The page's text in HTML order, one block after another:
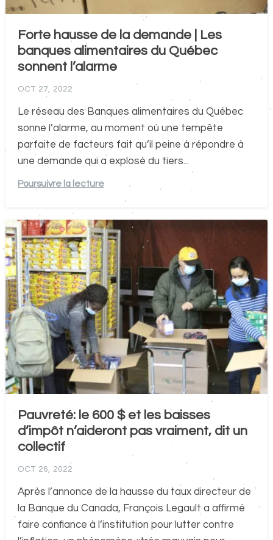
Forte hausse de la demande | Les
banques alimentaires du Québec
sonnent l’alarme
OCT 27, 2022
Le réseau des Banques alimentaires du Québec
sonne l’alarme, au moment où une tempête
parfaite de facteurs fait qu’il peine à répondre à
une demande qui a explosé du tiers...
Poursuivre la lecture
Pauvreté: le 600 $ et les baisses
d’impôt n’aideront pas vraiment, dit un
collectif
OCT 26, 2022
Après l’annonce de la hausse du taux directeur de
la Banque du Canada, François Legault a affirmé
faire confiance à l’institution pour lutter contre